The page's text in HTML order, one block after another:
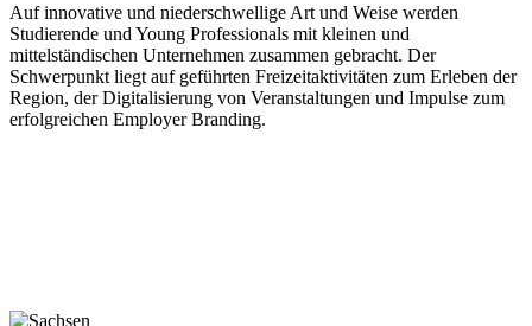
Auf innovative und niederschwellige Art und Weise werden
Studierende und Young Professionals mit kleinen und
mittelständischen Unternehmen zusammen gebracht. Der
Schwerpunkt liegt auf geführten Freizeitaktivitäten zum Erleben der
Region, der Digitalisierung von Veranstaltungen und Impulse zum
erfolgreichen Employer Branding.